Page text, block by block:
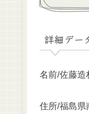
詳細デー
名前/佐藤造
住所/福島県